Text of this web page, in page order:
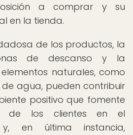
a comprar y su
en la tienda.
de los productos, la
de descanso y la
naturales, como
agua, pueden contribuir
positivo que fomente
de los clientes en el
y, en última instancia,